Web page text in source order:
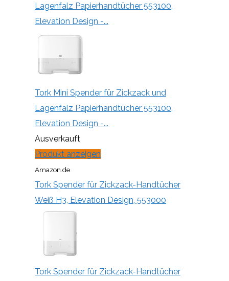
Lagenfalz Papierhandtücher 553100,
Elevation Design -...
Tork Mini Spender für Zickzack und
Lagenfalz Papierhandtücher 553100,
Elevation Design -...
Ausverkauft
Produkt anzeigen
Amazon.de
Tork Spender für Zickzack-Handtücher
Weiß H3, Elevation Design, 553000
Tork Spender für Zickzack-Handtücher